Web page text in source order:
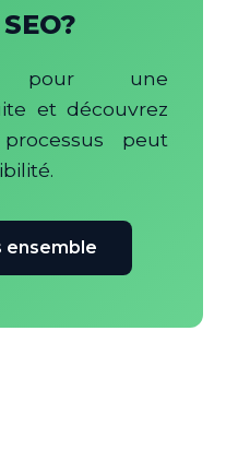
pour une
et découvrez
peut
ensemble